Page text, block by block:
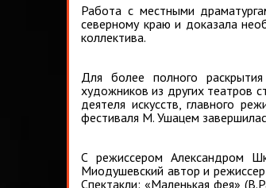
Работа с местными
северному краю и доказала
коллектива.
Для более полного
художников из других театров
деятеля искусств, главного
фестиваля М. Ушацем
С режиссером Александром
Миодушевский автор и
Спектакли: «Маленькая фея»